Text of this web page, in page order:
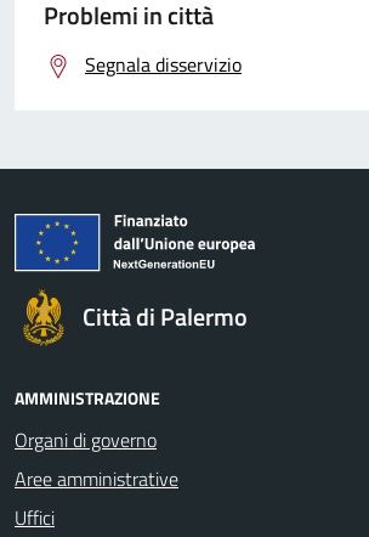
Problemi in città
Segnala disservizio
Città di Palermo
AMMINISTRAZIONE
Organi di governo
Aree amministrative
Uffici